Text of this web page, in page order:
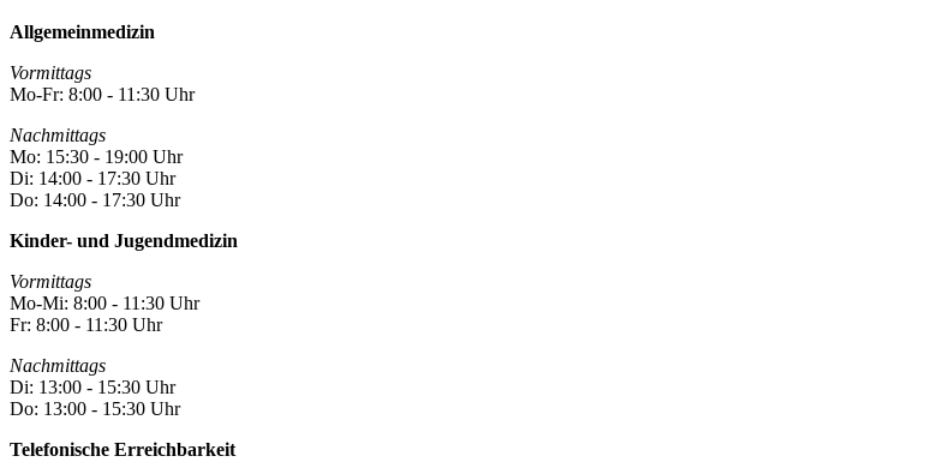
Allgemeinmedizin
Vormittags
Mo-Fr: 8:00 - 11:30 Uhr
Nachmittags
Mo: 15:30 - 19:00 Uhr
Di: 14:00 - 17:30 Uhr
Do: 14:00 - 17:30 Uhr
Kinder- und Jugendmedizin
Vormittags
Mo-Mi: 8:00 - 11:30 Uhr
Fr: 8:00 - 11:30 Uhr
Nachmittags
Di: 13:00 - 15:30 Uhr
Do: 13:00 - 15:30 Uhr
Telefonische Erreichbarkeit